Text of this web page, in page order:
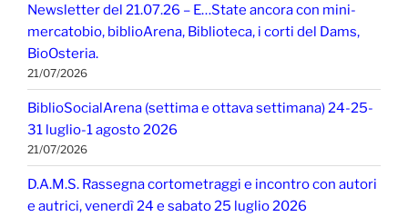
Newsletter del 21.07.26 – E…State ancora con mini-
mercatobio, biblioArena, Biblioteca, i corti del Dams,
BioOsteria.
21/07/2026
BiblioSocialArena (settima e ottava settimana) 24-25-
31 luglio-1 agosto 2026
21/07/2026
D.A.M.S. Rassegna cortometraggi e incontro con autori
e autrici, venerdì 24 e sabato 25 luglio 2026